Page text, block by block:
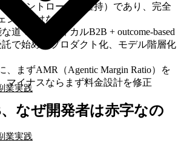
業実践
業実践
がコントロールを維持）であり、完全
ントではない
道：バーティカルB2B + outcome-based
で始めてプロダクト化、モデル階層化
、まずAMR（Agentic Margin Ratio）を
マイナスならまず料金設計を修正
なぜ開発者は赤字なの